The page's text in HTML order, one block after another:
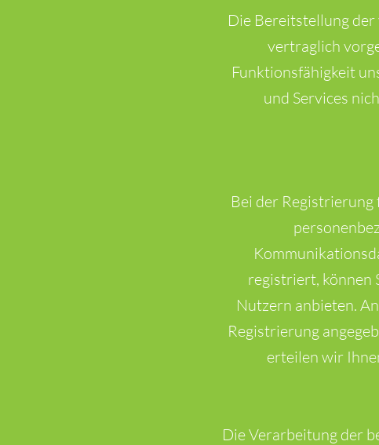
Die Bereitstellung
vertraglich
Funktionsfähigkeit
und Services
Bei der
registriert, können
Nutzern anbieten.
Registrierung
erteilen wir
Die Verarbeitung der